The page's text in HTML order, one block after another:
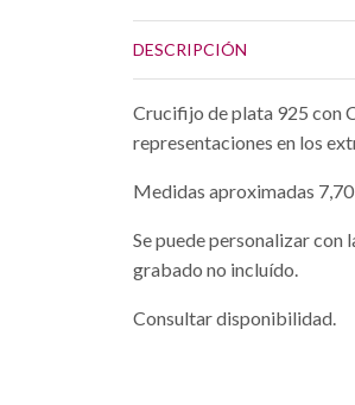
DESCRIPCIÓN
Crucifijo de plata 925 con
representaciones en los
Medidas aproximadas
Se puede personalizar con
grabado no incluído.
Consultar disponibilidad.